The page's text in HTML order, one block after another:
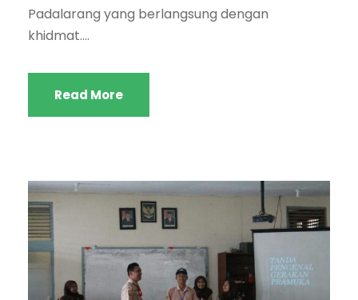
Padalarang yang berlangsung dengan
khidmat....
Read More